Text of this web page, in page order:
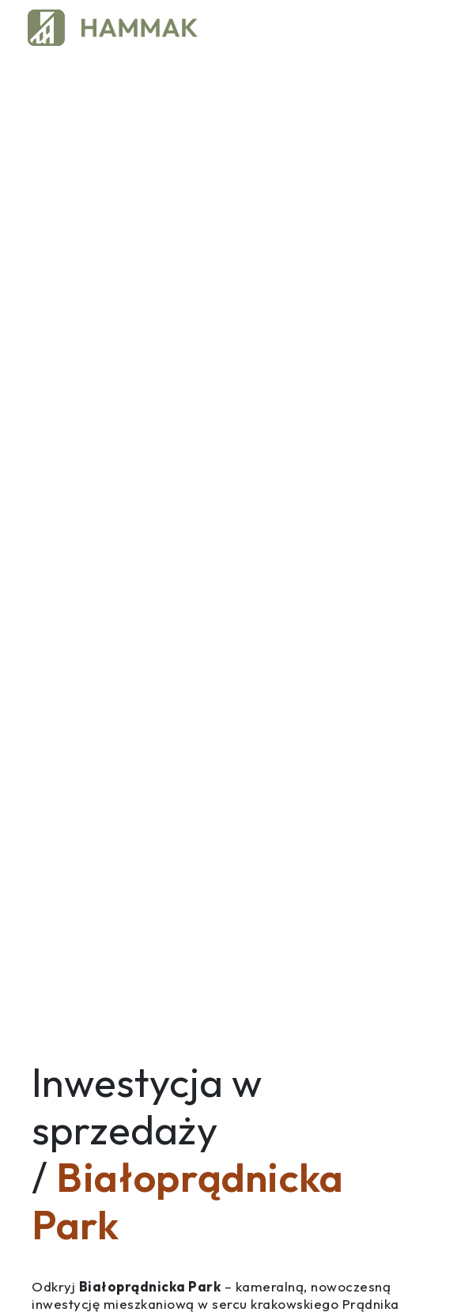
Inwestycja w
sprzedaży
/ Białoprądnicka
Park
Odkryj Białoprądnicka Park – kameralną, nowoczesną
inwestycję mieszkaniową w sercu krakowskiego Prądnika